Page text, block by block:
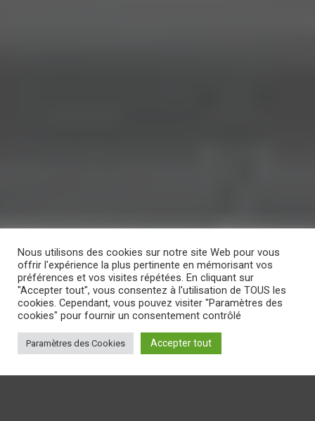
Nous utilisons des cookies sur notre site Web pour vous
offrir l'expérience la plus pertinente en mémorisant vos
préférences et vos visites répétées. En cliquant sur
"Accepter tout", vous consentez à l'utilisation de TOUS les
cookies. Cependant, vous pouvez visiter "Paramètres des
cookies" pour fournir un consentement contrôlé
Paramètres des Cookies Accepter tout